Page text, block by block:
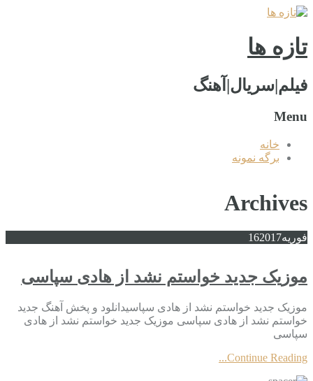
تازه ها
فیلم|سریال|آهنگ
Menu
خانه
برگه نمونه
Archives
فوریه 162017
موزیک جدید خواستم نشد از هادی سپاسی
موزیک جدید خواستم نشد از هادی سپاسیدانلود و پخش آهنگ جدید
خواستم نشد از هادی سپاسی موزیک جدید خواستم نشد از هادی
سپاسی
Continue Reading...